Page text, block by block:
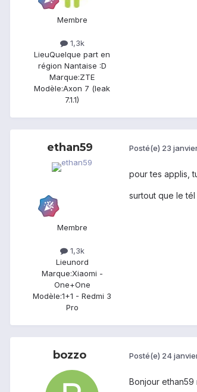
Membre
1,3k
LieuQuelque part en
région Nantaise :D
Marque:ZTE
Modèle:Axon 7 (leak
7.1.1)
ethan59
Membre
1,3k
Lieunord
Marque:Xiaomi -
One+One
Modèle:1+1 - Redmi 3
Pro
Posté(e) 23
pour tes applis,
surtout que le
bozzo Posté(e) 24
Bonjour